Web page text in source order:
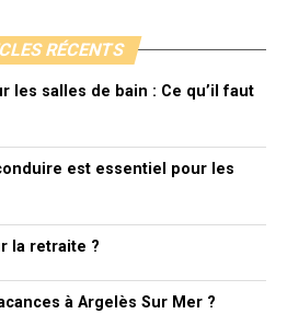
RÉCENTS
les salles de bain : Ce qu’il faut
est essentiel pour les
la retraite ?
à Argelès Sur Mer ?